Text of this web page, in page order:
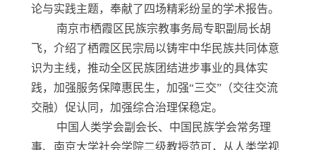
论与实践主题，奉献了四场精彩纷呈的学术报告。
南京市栖霞区民族宗教事务局专职副局长胡
飞，介绍了栖霞区民宗局以铸牢中华民族共同体意
识为主线，推动全区民族团结进步事业的具体实
践，加强服务保障惠民生，加强“三交”（交往交流
交融）促认同，加强综合治理保稳定。
中国人类学会副会长、中国民族学会常务理
事、南京大学社会学院二级教授范可，从人类学视